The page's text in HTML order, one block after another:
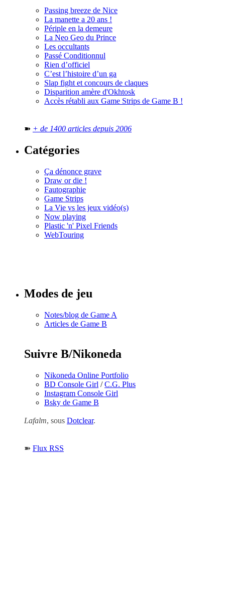
Passing breeze de Nice
La manette a 20 ans !
Périple en la demeure
La Neo Geo du Prince
Les occultants
Passé Conditionnul
Rien d’officiel
C’est l’histoire d’un ga
Slap fight et concours de claques
Disparition amère d'Okhtosk
Accès rétabli aux Game Strips de Game B !
➽ + de 1400 articles depuis 2006
Catégories
Ça dénonce grave
Draw or die !
Fautographie
Game Strips
La Vie vs les jeux vidéo(s)
Now playing
Plastic 'n' Pixel Friends
WebTouring
Modes de jeu
Notes/blog de Game A
Articles de Game B
Suivre B/Nikoneda
Nikoneda Online Portfolio
BD Console Girl /C.G. Plus
Instagram Console Girl
Bsky de Game B
Lafalm, sous Dotclear.
➽ Flux RSS